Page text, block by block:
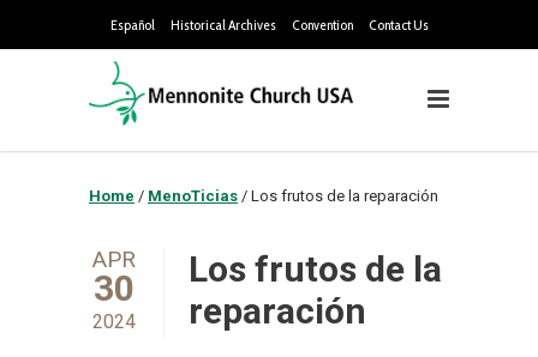
Español Historical Archives Convention Contact Us
Home / MenoTicias / Los frutos de la reparación
APR
30
2024
Los frutos de la
reparación